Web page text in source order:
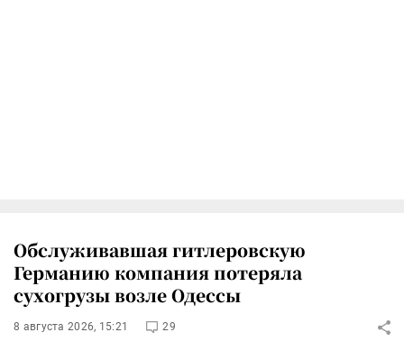
Обслуживавшая гитлеровскую
Германию компания потеряла
сухогрузы возле Одессы
8 августа 2026, 15:21 29